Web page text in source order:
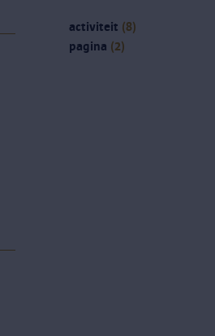
activiteit (8)
pagina (2)